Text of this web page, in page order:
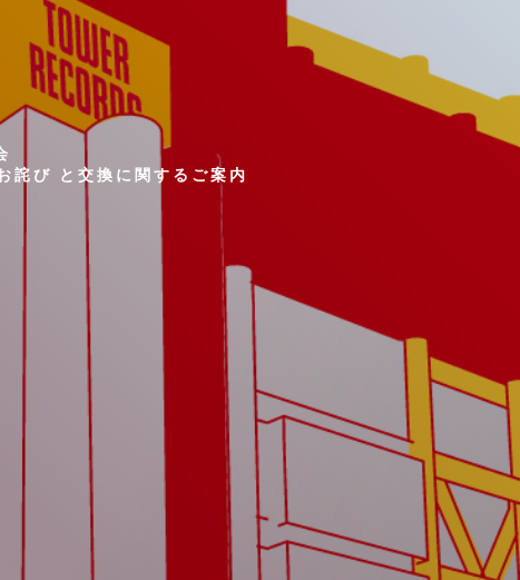
詫び と交換に関するご案内